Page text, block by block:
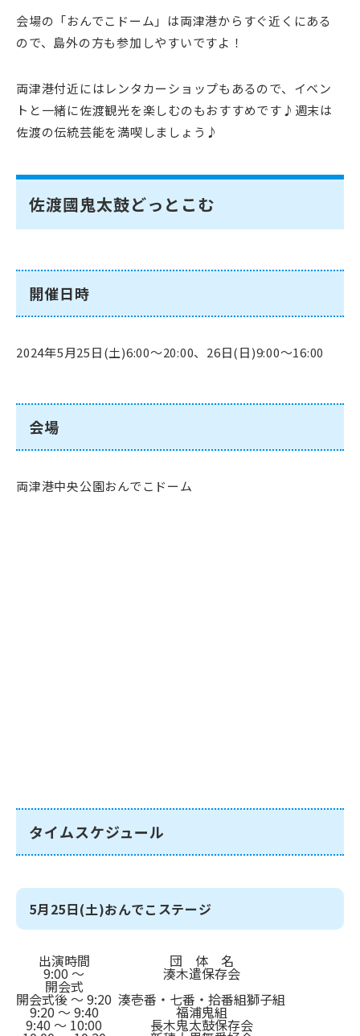
会場の「おんでこドーム」は両津港からすぐ近くにある
ので、島外の方も参加しやすいですよ！
両津港付近にはレンタカーショップもあるので、イベン
トと一緒に佐渡観光を楽しむのもおすすめです♪週末は
佐渡の伝統芸能を満喫しましょう♪
佐渡國鬼太鼓どっとこむ
開催日時
2024年5月25日(土)6:00～20:00、26日(日)9:00～16:00
会場
両津港中央公園おんでこドーム
タイムスケジュール
5月25日(土)おんでこステージ
出演時間 団 体 名
9:00 ～ 湊木遣保存会
開会式
開会式後 ～ 9:20 湊壱番・七番・拾番組獅子組
9:20 ～ 9:40 福浦鬼組
9:40 ～ 10:00 長木鬼太鼓保存会